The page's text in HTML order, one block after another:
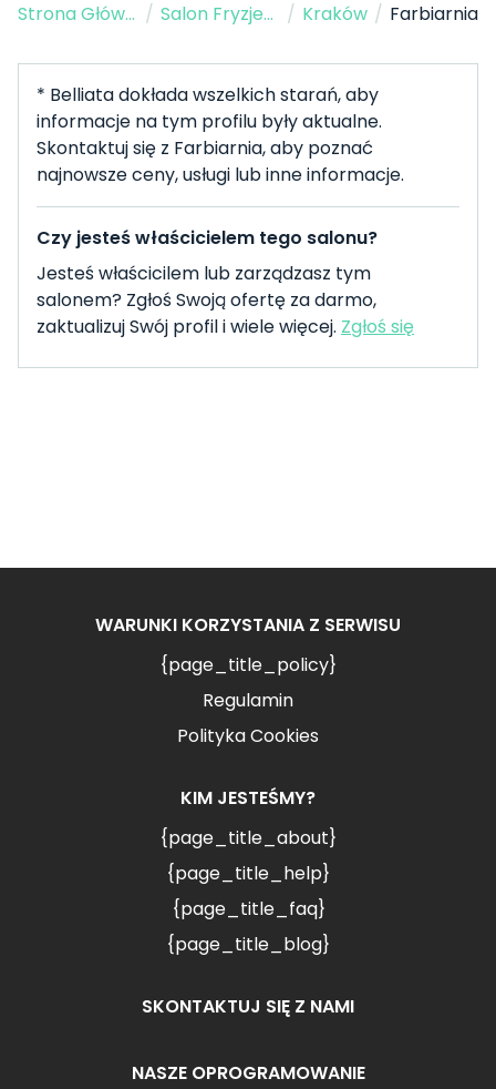
Strona Główna / Salon Fryzjerski / Kraków / Farbiarnia
* Belliata dokłada wszelkich starań, aby
informacje na tym profilu były aktualne.
Skontaktuj się z Farbiarnia, aby poznać
najnowsze ceny, usługi lub inne informacje.
Czy jesteś właścicielem tego salonu?
Jesteś właścicilem lub zarządzasz tym
salonem? Zgłoś Swoją ofertę za darmo,
zaktualizuj Swój profil i wiele więcej. Zgłoś się
WARUNKI KORZYSTANIA Z SERWISU
{page_title_policy}
Regulamin
Polityka Cookies
KIM JESTEŚMY?
{page_title_about}
{page_title_help}
{page_title_faq}
{page_title_blog}
SKONTAKTUJ SIĘ Z NAMI
NASZE OPROGRAMOWANIE